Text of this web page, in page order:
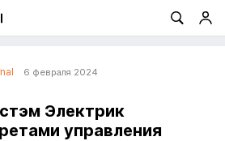
6 февраля 2024
Электрик
управления